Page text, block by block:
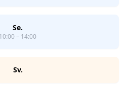
Se.
10:00 – 14:00
Sv.